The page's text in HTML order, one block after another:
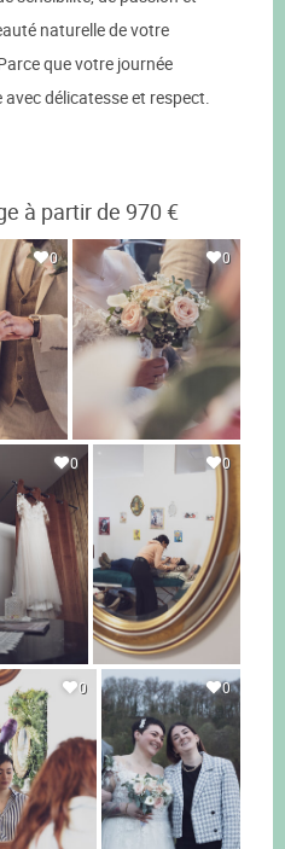
naturelle de votre
que votre journée
délicatesse et respect.
à partir de 970 €
0 0
0 0
0 0